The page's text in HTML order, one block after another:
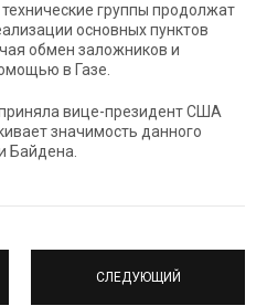
группы продолжат
основных пунктов
обмен заложников и
в Газе.
вице-президент США
значимость данного
Байдена.
СЛЕДУЮЩИЙ